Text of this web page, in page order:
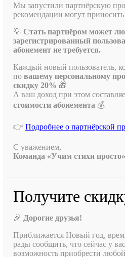
Мы запустили партнёрскую
рекомендации могут
💡 Стать партнёром может
зарегистрированный
абонемент не требуется.
Каждый новый пользователь,
по вашему персональному
скидку 20% 🎁
А ваш доход при этом
стоимости абонемента 💰
👉 Подробнее о партнёрской
С уважением,
Команда «Учим стихи просто»
Получите
🎉 Дорогие друзья!
Приближается Новый год,
рады сообщить, что сейчас у
возможность приобрести